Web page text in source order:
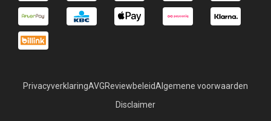
PrivacyverklaringAVGReviewbeleidAlgemene voorwaarden
Disclaimer